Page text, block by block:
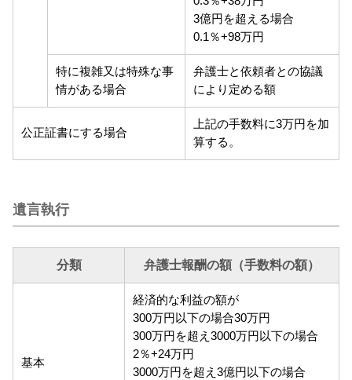
3億円を超える場合
0.1％+98万円
特に複雑又は特殊な事
情がある場合
弁護士と依頼者との協議
により定める額
公正証書にする場合
上記の手数料に3万円を加
算する。
遺言執行
分類 弁護士報酬の額（手数料の額）
基本
経済的な利益の額が
300万円以下の場合30万円
300万円を超え3000万円以下の場合
2％+24万円
3000万円を超え3億円以下の場合